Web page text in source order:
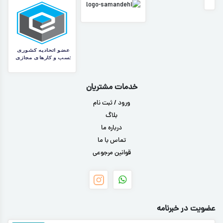
خدمات مشتریان
ورود / ثبت نام
بلاگ
درباره ما
تماس با ما
قوانین مرجوعی
عضویت در خبرنامه